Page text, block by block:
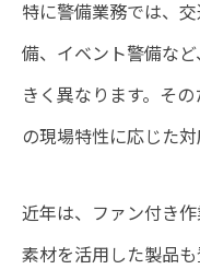
特に警備業務では、
備、イベント警備な
きく異なります。そ
の現場特性に応じた対
近年は、ファン付き
素材を活用した製品